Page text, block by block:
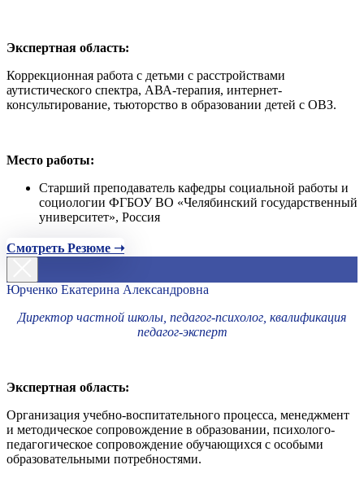
Экспертная область:
Коррекционная работа с детьми с расстройствами
аутистического спектра, АВА-терапия, интернет-
консультирование, тьюторство в образовании детей с ОВЗ.
Место работы:
Старший преподаватель кафедры социальной работы и
социологии ФГБОУ ВО «Челябинский государственный
университет», Россия
Смотреть Резюме ➝
Юрченко Екатерина Александровна
Директор частной школы, педагог-психолог, квалификация
педагог-эксперт
Экспертная область:
Организация учебно-воспитательного процесса, менеджмент
и методическое сопровождение в образовании, психолого-
педагогическое сопровождение обучающихся с особыми
образовательными потребностями.